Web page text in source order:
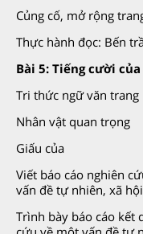
Củng cố, mở rộng
Thực hành đọc: Bến
Bài 5: Tiếng cười
Tri thức ngữ văn trang
Nhân vật quan trọng
Giấu của
Viết báo cáo nghiên
vấn đề tự nhiên, xã hội
Trình bày báo cáo kết